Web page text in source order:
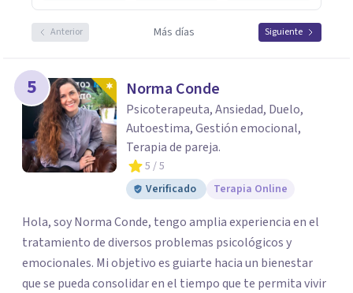
Anterior Más días Siguiente
5 Norma Conde
Psicoterapeuta, Ansiedad, Duelo,
Autoestima, Gestión emocional,
Terapia de pareja.
5 / 5
Verificado
Terapia Online
Hola, soy Norma Conde, tengo amplia experiencia en el
tratamiento de diversos problemas psicológicos y
emocionales. Mi objetivo es guiarte hacia un bienestar
que se pueda consolidar en el tiempo que te permita vivir